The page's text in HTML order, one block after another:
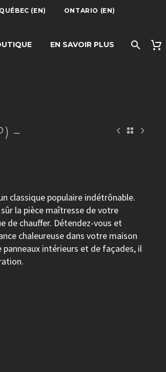
QUÉBEC (EN) ONTARIO (EN)
EN SAVOIR PLUS
–
classique populaire indétrônable.
la pièce maîtresse de votre
de chauffer. Détendez-vous et
chaleureuse dans votre maison
intérieurs et de façades, il